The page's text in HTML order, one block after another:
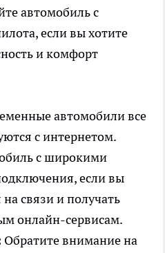
автомобиль с
если вы хотите
и комфорт
автомобили все
с интернетом.
с широкими
если вы
на связи и получать
онлайн-сервисам.
Обратите внимание на